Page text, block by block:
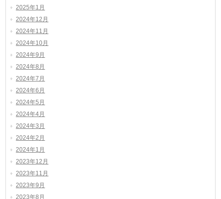
2025年1月
2024年12月
2024年11月
2024年10月
2024年9月
2024年8月
2024年7月
2024年6月
2024年5月
2024年4月
2024年3月
2024年2月
2024年1月
2023年12月
2023年11月
2023年9月
2023年8月